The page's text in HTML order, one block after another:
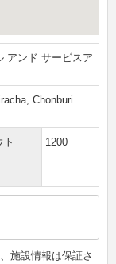
アンド サービスア
Chonburi
ト 1200
施設情報は保証さ